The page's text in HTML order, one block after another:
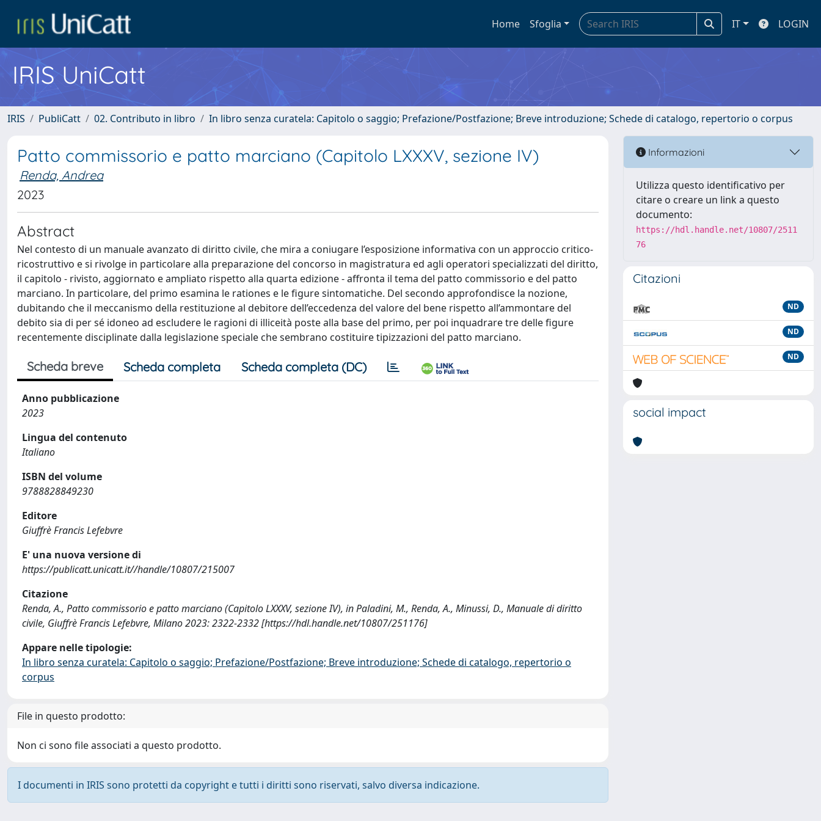
Home Sfoglia IT LOGIN
IRIS UniCatt
IRIS PubliCatt 02. Contributo in libro In libro senza curatela: Capitolo o saggio; Prefazione/Postfazione; Breve introduzione; Schede di catalogo, repertorio o corpus
Patto commissorio e patto marciano (Capitolo LXXXV, sezione IV)
Renda, Andrea
2023
Abstract
Nel contesto di un manuale avanzato di diritto civile, che mira a coniugare l’esposizione informativa con un approccio critico-
ricostruttivo e si rivolge in particolare alla preparazione del concorso in magistratura ed agli operatori specializzati del diritto,
il capitolo - rivisto, aggiornato e ampliato rispetto alla quarta edizione - affronta il tema del patto commissorio e del patto
marciano. In particolare, del primo esamina le rationes e le figure sintomatiche. Del secondo approfondisce la nozione,
dubitando che il meccanismo della restituzione al debitore dell’eccedenza del valore del bene rispetto all’ammontare del
debito sia di per sé idoneo ad escludere le ragioni di illiceità poste alla base del primo, per poi inquadrare tre delle figure
recentemente disciplinate dalla legislazione speciale che sembrano costituire tipizzazioni del patto marciano.
Scheda breve Scheda completa Scheda completa (DC)
Anno pubblicazione
2023
Lingua del contenuto
Italiano
ISBN del volume
9788828849230
Editore
Giuffrè Francis Lefebvre
E' una nuova versione di
https://publicatt.unicatt.it//handle/10807/215007
Citazione
Renda, A., Patto commissorio e patto marciano (Capitolo LXXXV, sezione IV), in Paladini, M., Renda, A., Minussi, D., Manuale di diritto
civile, Giuffrè Francis Lefebvre, Milano 2023: 2322-2332 [https://hdl.handle.net/10807/251176]
Appare nelle tipologie:
In libro senza curatela: Capitolo o saggio; Prefazione/Postfazione; Breve introduzione; Schede di catalogo, repertorio o
corpus
File in questo prodotto:
Non ci sono file associati a questo prodotto.
I documenti in IRIS sono protetti da copyright e tutti i diritti sono riservati, salvo diversa indicazione.
Informazioni
Utilizza questo identificativo per
citare o creare un link a questo
documento:
https://hdl.handle.net/10807/2511
76
Citazioni
ND
ND
ND
social impact